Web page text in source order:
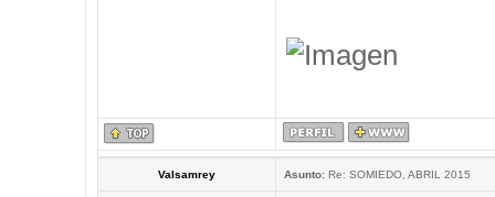
Valsamrey Asunto:Re: SOMIEDO, ABRIL 2015